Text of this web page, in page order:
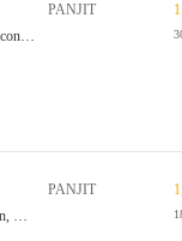
Zener Diode, 7.5V V(Z), 5%, 0.5W, Silicon, Unidirectional
PANJIT
Zener Diode, 24V V(Z), 5%, 1W, Silicon, Unidirectional, DO-214AC
PANJIT